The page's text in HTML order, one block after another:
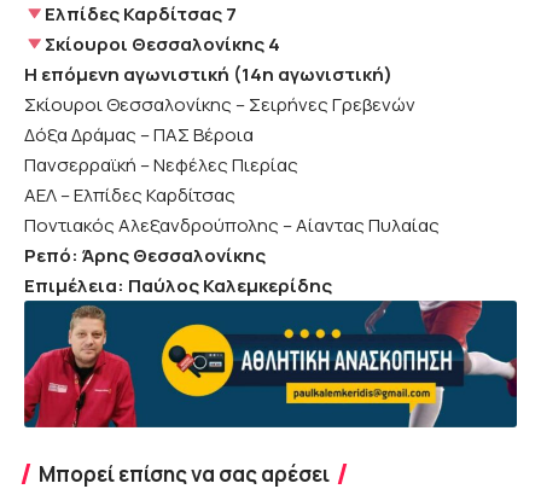
Ελπίδες Καρδίτσας 7
Σκίουροι Θεσσαλονίκης 4
Η επόμενη αγωνιστική (14η αγωνιστική)
Σκίουροι Θεσσαλονίκης – Σειρήνες Γρεβενών
Δόξα Δράμας – ΠΑΣ Βέροια
Πανσερραϊκή – Νεφέλες Πιερίας
ΑΕΛ – Ελπίδες Καρδίτσας
Ποντιακός Αλεξανδρούπολης – Αίαντας Πυλαίας
Ρεπό: Άρης Θεσσαλονίκης
Επιμέλεια: Παύλος Καλεμκερίδης
Μπορεί επίσης να σας αρέσει